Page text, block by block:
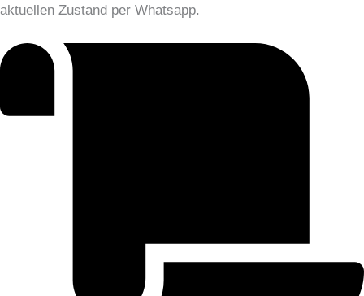
aktuellen Zustand per Whatsapp.